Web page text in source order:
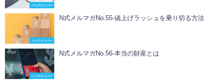
バックナンバー
バックナンバー
N式メルマガNo.55-値上げラッシュを乗り切る方法
バックナンバー
N式メルマガNo.56-本当の財産とは